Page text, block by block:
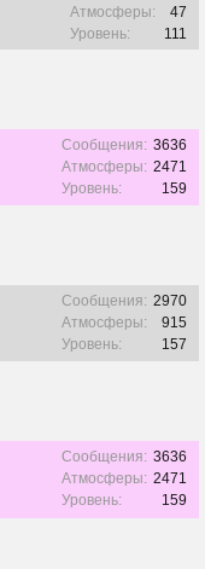
Атмосферы:
47
Уровень:
111
Сообщения: 3636
Атмосферы: 2471
Уровень:
159
Сообщения: 2970
Атмосферы:
915
Уровень:
157
Сообщения: 3636
Атмосферы: 2471
Уровень:
159